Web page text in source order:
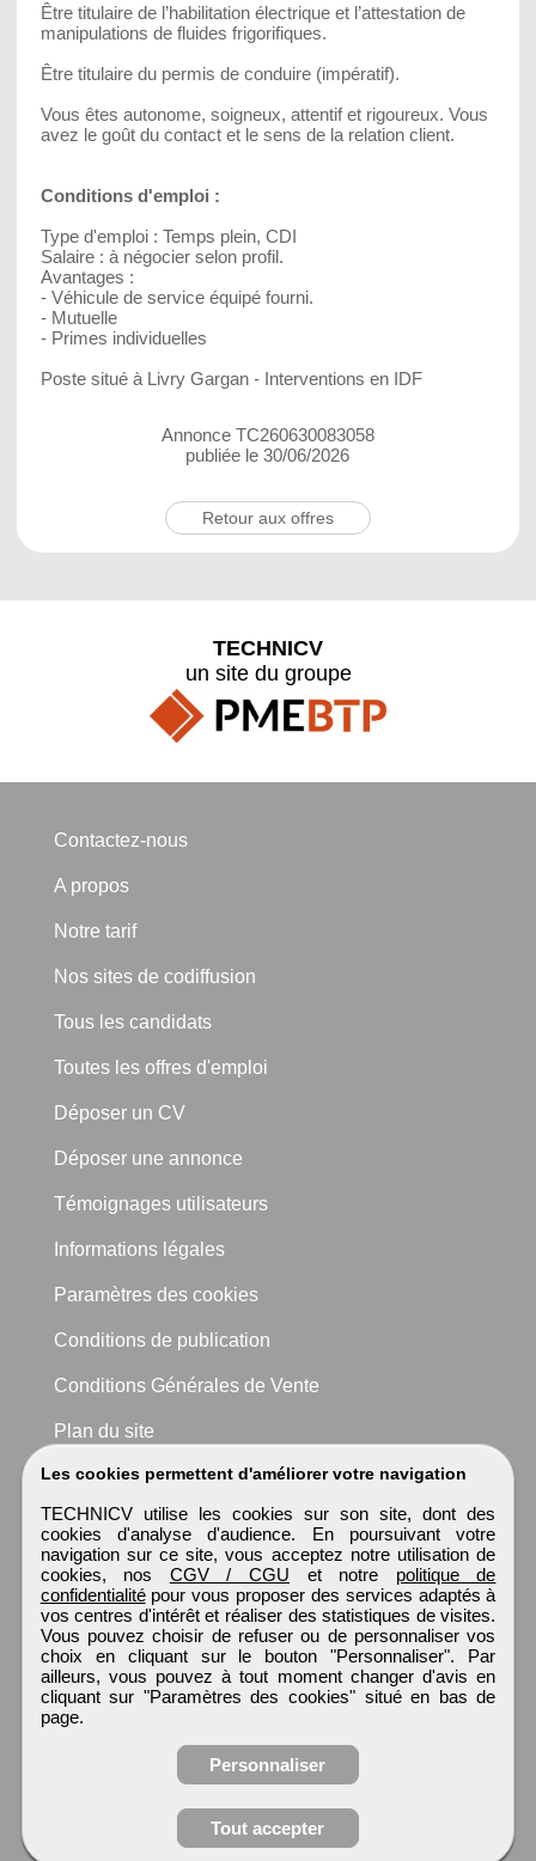
Postulez à l'annonce
Être titulaire de l’habilitation électrique et l’attestation de
manipulations de fluides frigorifiques.
Être titulaire du permis de conduire (impératif).
Vous êtes autonome, soigneux, attentif et rigoureux. Vous
avez le goût du contact et le sens de la relation client.
Conditions d'emploi :
Type d'emploi : Temps plein, CDI
Salaire : à négocier selon profil.
Avantages :
- Véhicule de service équipé fourni.
- Mutuelle
- Primes individuelles
Poste situé à Livry Gargan - Interventions en IDF
Annonce TC260630083058
publiée le 30/06/2026
Retour aux offres
Les cookies permettent d'améliorer votre navigation
TECHNICV utilise les cookies sur son site, dont des
cookies d'analyse d'audience. En poursuivant votre
navigation sur ce site, vous acceptez notre utilisation de
cookies, nos CGV / CGU et notre politique de
confidentialitépour vous proposer des services adaptés à
vos centres d'intérêt et réaliser des statistiques de visites.
Vous pouvez choisir de refuser ou de personnaliser vos
choix en cliquant sur le bouton "Personnaliser". Par
ailleurs, vous pouvez à tout moment changer d'avis en
cliquant sur "Paramètres des cookies" situé en bas de
page.
Personnaliser
Tout accepter
TECHNICV
un site du groupe
Contactez-nous
A propos
Notre tarif
Nos sites de codiffusion
Tous les candidats
Toutes les offres d'emploi
Déposer un CV
Déposer une annonce
Témoignages utilisateurs
Informations légales
Paramètres des cookies
Conditions de publication
Conditions Générales de Vente
Plan du site
TECHNICV